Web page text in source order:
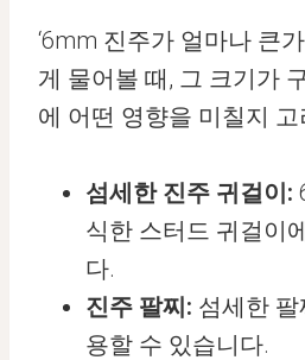
‘6mm 진주가 얼마나 큰
게 물어볼 때, 그 크기가
에 어떤 영향을 미칠지 고
섬세한 진주 귀걸이:
식한 스터드 귀걸이
다.
진주 팔찌: 섬세한
용할 수 있습니다.